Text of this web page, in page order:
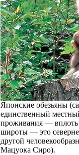
Японские обезьяны
единственный
проживания — вплоть
широты — это
другой
Мацуока Сиро).